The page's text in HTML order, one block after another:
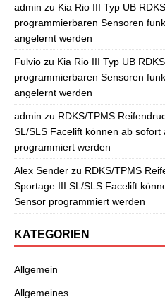
admin zu Kia Rio III Typ UB
programmierbaren Sensoren
angelernt werden
Fulvio zu Kia Rio III Typ UB
programmierbaren Sensoren
angelernt werden
admin zu RDKS/TPMS
SL/SLS Facelift können ab sofort
programmiert werden
Alex Sender zu RDKS/TPMS
Sportage III SL/SLS Facelift
Sensor programmiert werden
KATEGORIEN
Allgemein
Allgemeines